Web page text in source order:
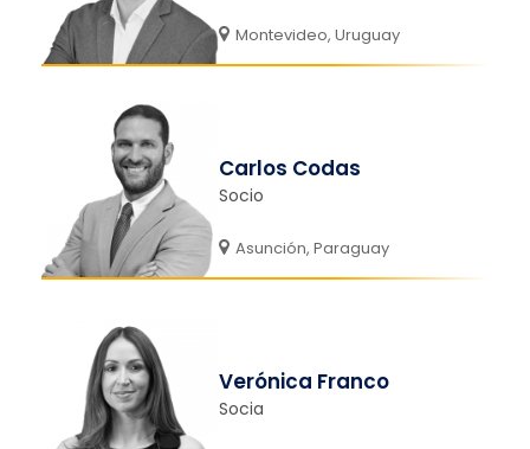
Montevideo, Uruguay
Carlos Codas
Socio
Asunción, Paraguay
Verónica Franco
Socia